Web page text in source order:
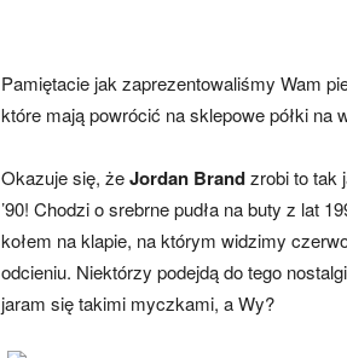
Pamiętacie jak zaprezentowaliśmy Wam
które mają powrócić na sklepowe półki na
Okazuje się, żeJordan Brandzrobi to tak
’90! Chodzi o srebrne pudła na buty z lat
kołem na klapie, na którym widzimy
odcieniu. Niektórzy podejdą do tego
jaram się takimi myczkami, a Wy?